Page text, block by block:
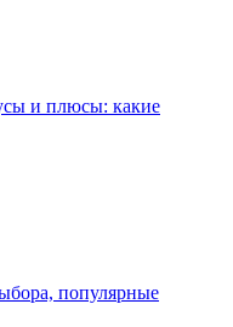
и плюсы: какие
популярные